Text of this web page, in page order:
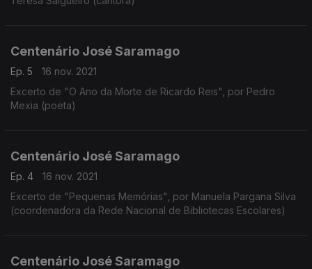
Centenário José Saramago
Ep. 5
16 nov. 2021
Excerto de "O Ano da Morte de Ricardo Reis", por Pedro
Mexia (poeta)
Centenário José Saramago
Ep. 4
16 nov. 2021
Excerto de "Pequenas Memórias", por Manuela Pargana Silva
(coordenadora da Rede Nacional de Bibliotecas Escolares)
Centenário José Saramago